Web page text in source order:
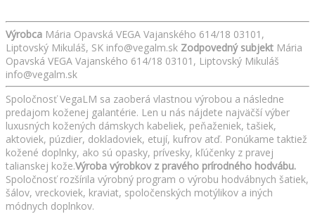
Výrobca Mária Opavská VEGA Vajanského 614/18 03101,
Liptovský Mikuláš, SK info@vegalm.sk Zodpovedný subjekt Mária
Opavská VEGA Vajanského 614/18 03101, Liptovský Mikuláš
info@vegalm.sk
Spoločnosť VegaLM sa zaoberá vlastnou výrobou a následne
predajom koženej galantérie. Len u nás nájdete najväčší výber
luxusných kožených dámskych kabeliek, peňaženiek, tašiek,
aktoviek, púzdier, dokladoviek, etují, kufrov atď. Ponúkame taktiež
kožené doplnky, ako sú opasky, prívesky, kľúčenky z pravej
talianskej kože.Výroba výrobkov z pravého prírodného hodvábu.
Spoločnosť rozšírila výrobný program o výrobu hodvábnych šatiek,
šálov, vreckoviek, kraviat, spoločenských motýlikov a iných
módnych doplnkov.